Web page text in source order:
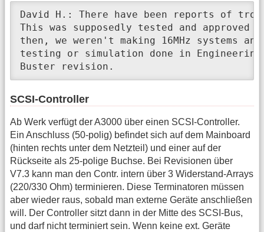
David H.: There have been reports of
This was supposedly tested and approved
then, we weren't making 16MHz systems
testing or simulation done in
Buster revision.
SCSI-Controller
Ab Werk verfügt der A3000 über einen SCSI-Controller.
Ein Anschluss (50-polig) befindet sich auf dem Mainboard
(hinten rechts unter dem Netzteil) und einer auf der
Rückseite als 25-polige Buchse. Bei Revisionen über
V7.3 kann man den Contr. intern über 3 Widerstand-Arrays
(220/330 Ohm) terminieren. Diese Terminatoren müssen
aber wieder raus, sobald man externe Geräte anschließen
will. Der Controller sitzt dann in der Mitte des SCSI-Bus,
und darf nicht terminiert sein. Wenn keine ext. Geräte